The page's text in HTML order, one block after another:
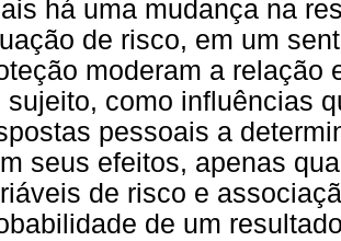
há uma mudança na
de risco, em um
moderam a relação
sujeito, como influências
pessoais a
seus efeitos, apenas
de risco e
de um